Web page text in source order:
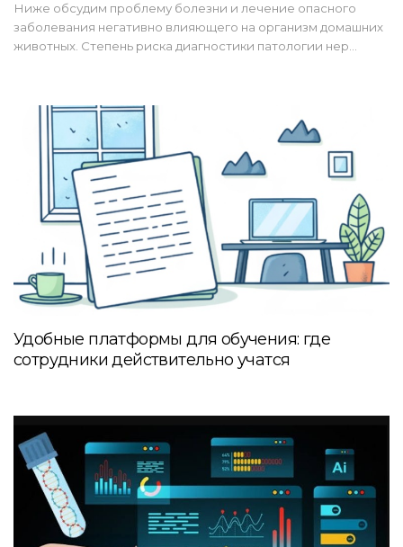
Ниже обсудим проблему болезни и лечение опасного
заболевания негативно влияющего на организм домашних
животных. Степень риска диагностики патологии нер…
Удобные платформы для обучения: где
сотрудники действительно учатся